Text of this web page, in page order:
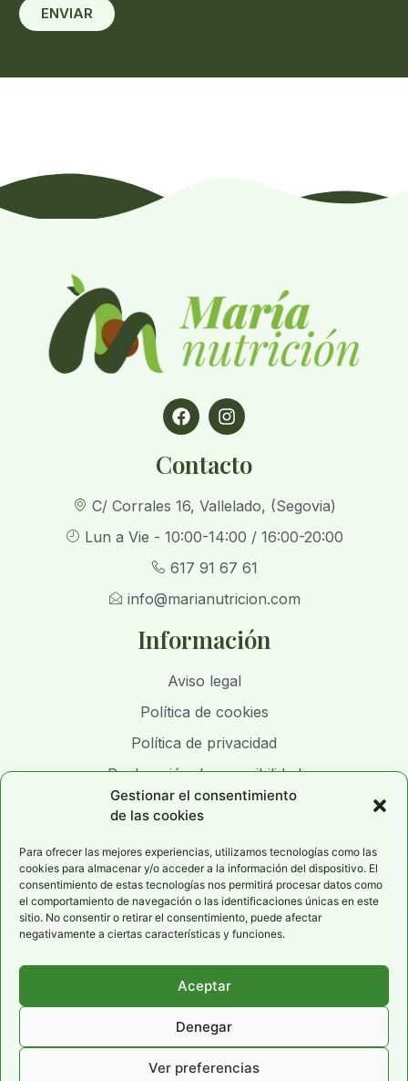
Gestionar el consentimiento
de las cookies
Para ofrecer las mejores experiencias, utilizamos tecnologías como las
cookies para almacenar y/o acceder a la información del dispositivo. El
consentimiento de estas tecnologías nos permitirá procesar datos como
el comportamiento de navegación o las identificaciones únicas en este
sitio. No consentir o retirar el consentimiento, puede afectar
negativamente a ciertas características y funciones.
Aceptar
Denegar
Ver preferencias
ENVIAR
Contacto
C/ Corrales 16, Vallelado, (Segovia)
Lun a Vie - 10:00-14:00 / 16:00-20:00
617 91 67 61
info@marianutricion.com
Información
Aviso legal
Política de cookies
Política de privacidad
Declaración de accesibilidad
María Nutrición © 2024. Todos los derechos reservados |